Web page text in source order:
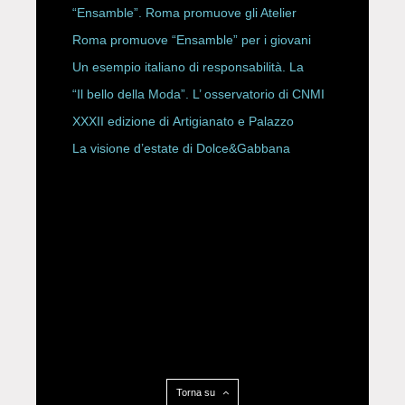
ROBERTA ANGELILLI
“Ensamble”. Roma promuove gli Atelier
Storici
Roma promuove “Ensamble” per i giovani
Un esempio italiano di responsabilità. La
Rete Slow Fiber
“Il bello della Moda”. L’ osservatorio di CNMI
XXXII edizione di Artigianato e Palazzo
La visione d’estate di Dolce&Gabbana
Torna su